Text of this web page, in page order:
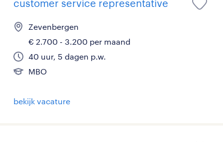
customer service representative
Zevenbergen
€ 2.700 - 3.200 per maand
40 uur, 5 dagen p.w.
MBO
bekijk vacature